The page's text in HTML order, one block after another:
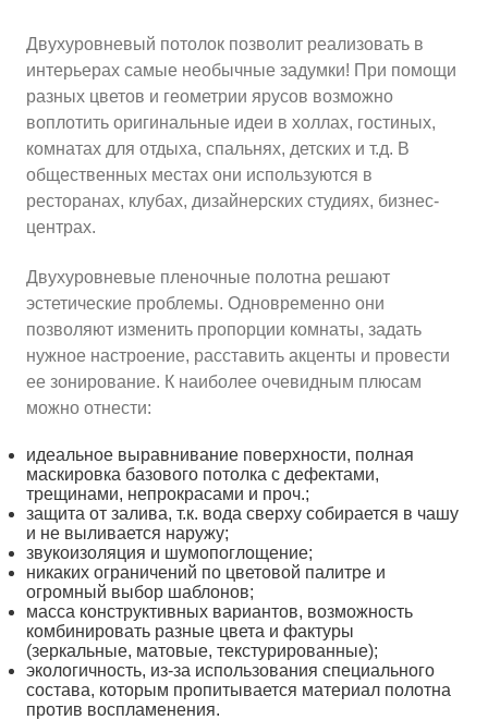
Двухуровневый потолок позволит реализовать в
интерьерах самые необычные задумки! При помощи
разных цветов и геометрии ярусов возможно
воплотить оригинальные идеи в холлах, гостиных,
комнатах для отдыха, спальнях, детских и т.д. В
общественных местах они используются в
ресторанах, клубах, дизайнерских студиях, бизнес-
центрах.
Двухуровневые пленочные полотна решают
эстетические проблемы. Одновременно они
позволяют изменить пропорции комнаты, задать
нужное настроение, расставить акценты и провести
ее зонирование. К наиболее очевидным плюсам
можно отнести:
идеальное выравнивание поверхности, полная
маскировка базового потолка с дефектами,
трещинами, непрокрасами и проч.;
защита от залива, т.к. вода сверху собирается в чашу
и не выливается наружу;
звукоизоляция и шумопоглощение;
никаких ограничений по цветовой палитре и
огромный выбор шаблонов;
масса конструктивных вариантов, возможность
комбинировать разные цвета и фактуры
(зеркальные, матовые, текстурированные);
экологичность, из-за использования специального
состава, которым пропитывается материал полотна
против воспламенения.